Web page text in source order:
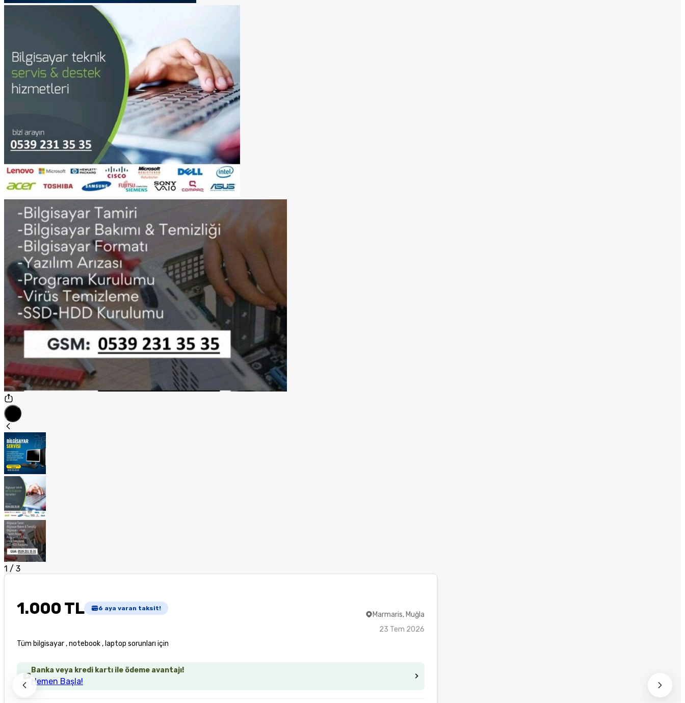
1 / 3
1.000 TL 6 aya varan taksit!
Tüm bilgisayar , notebook , laptop sorunları için
Marmaris, Muğla
23 Tem 2026
Banka veya kredi kartı ile ödeme avantajı!
Hemen Başla!